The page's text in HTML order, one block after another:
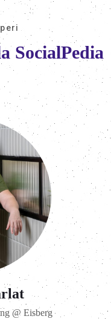
SocialPedia
@ Eisberg